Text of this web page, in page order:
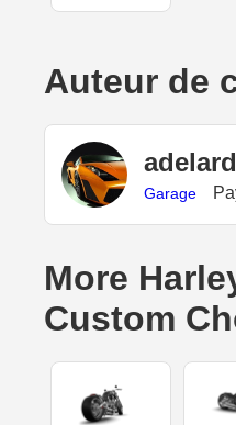
Auteur de
Garage
More
Custom